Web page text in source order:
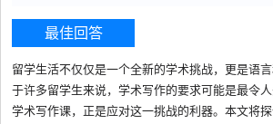
最佳回答
留学生活不仅仅是一个全新的学术挑战，更是语
于许多留学生来说，学术写作的要求可能是最令
学术写作课，正是应对这一挑战的利器。本文将